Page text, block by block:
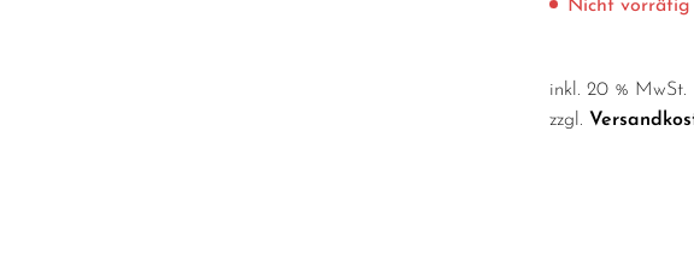
Nicht vorrätig
inkl. 20 % MwSt.
zzgl.